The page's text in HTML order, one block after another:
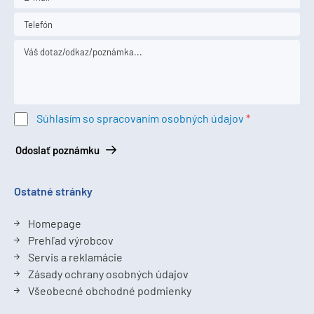
Súhlasím so spracovaním osobných údajov
Odoslať poznámku
Ostatné stránky
Homepage
Prehľad výrobcov
Servis a reklamácie
Zásady ochrany osobných údajov
Všeobecné obchodné podmienky